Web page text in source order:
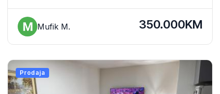
Mufik M. 350.000KM
Prodaja